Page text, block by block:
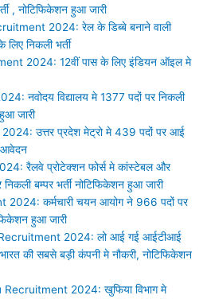
, नोटिफिकेशन हुआ जारी
2024: रेल के डिब्बे बनाने वाली
निकली भर्ती
2024: 12वीं पास के लिए इंडियन ऑइल मे
नवोदय विद्यालय मे 1377 पदों पर निकली
जारी
उत्तर प्रदेश मेट्रो मे 439 पदों पर आई
आवेदन
रैलवे प्रोटेक्शन फोर्स मे कांस्टेबल और
बम्पर भर्ती नोटिफिकेशन हुआ जारी
2024: कर्मचारी चयन आयोग ने 966 पदों पर
हुआ जारी
2024: लो आई गई आईटीआई
की सबसे बड़ी कंपनी मे नौकरी, नोटिफिकेशन
2024: खुफिया विभाग मे